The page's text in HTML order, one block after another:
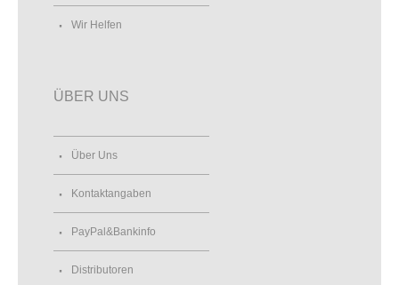
Wir Helfen
ÜBER UNS
Über Uns
Kontaktangaben
PayPal&Bankinfo
Distributoren